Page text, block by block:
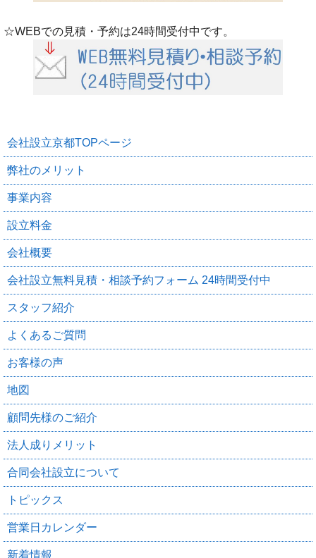
☆WEBでの見積・予約は24時間受付中です。
会社設立京都TOPページ
弊社のメリット
事業内容
設立料金
会社概要
会社設立無料見積・相談予約フォーム 24時間受付中
スタッフ紹介
よくあるご質問
お客様の声
地図
顧問先様のご紹介
法人成りメリット
合同会社設立について
トピックス
営業日カレンダー
新着情報